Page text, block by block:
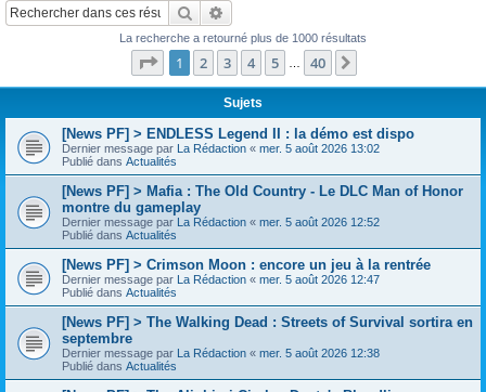
Rechercher
La recherche a retourné plus de 1000 résultats
Page 1sur40
1 2 3 4 5 40
Sujets
[News PF] > ENDLESS Legend II : la démo est dispo
Dernier message par La Rédaction « mer. 5 août 2026 13:02
Publié dans Actualités
[News PF] > Mafia : The Old Country - Le DLC Man of Honor
montre du gameplay
Dernier message par La Rédaction « mer. 5 août 2026 12:52
Publié dans Actualités
[News PF] > Crimson Moon : encore un jeu à la rentrée
Dernier message par La Rédaction « mer. 5 août 2026 12:47
Publié dans Actualités
[News PF] > The Walking Dead : Streets of Survival sortira en
septembre
Dernier message par La Rédaction « mer. 5 août 2026 12:38
Publié dans Actualités